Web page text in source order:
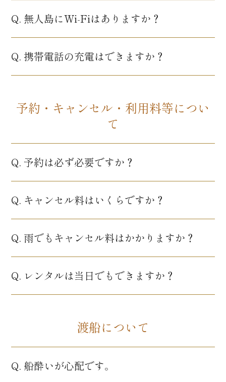
Q. 無人島にWi-Fiはありますか？
Q. 携帯電話の充電はできますか？
予約・キャンセル・利用料等につい
て
Q. 予約は必ず必要ですか？
Q. キャンセル料はいくらですか？
Q. 雨でもキャンセル料はかかりますか？
Q. レンタルは当日でもできますか？
渡船について
Q. 船酔いが心配です。